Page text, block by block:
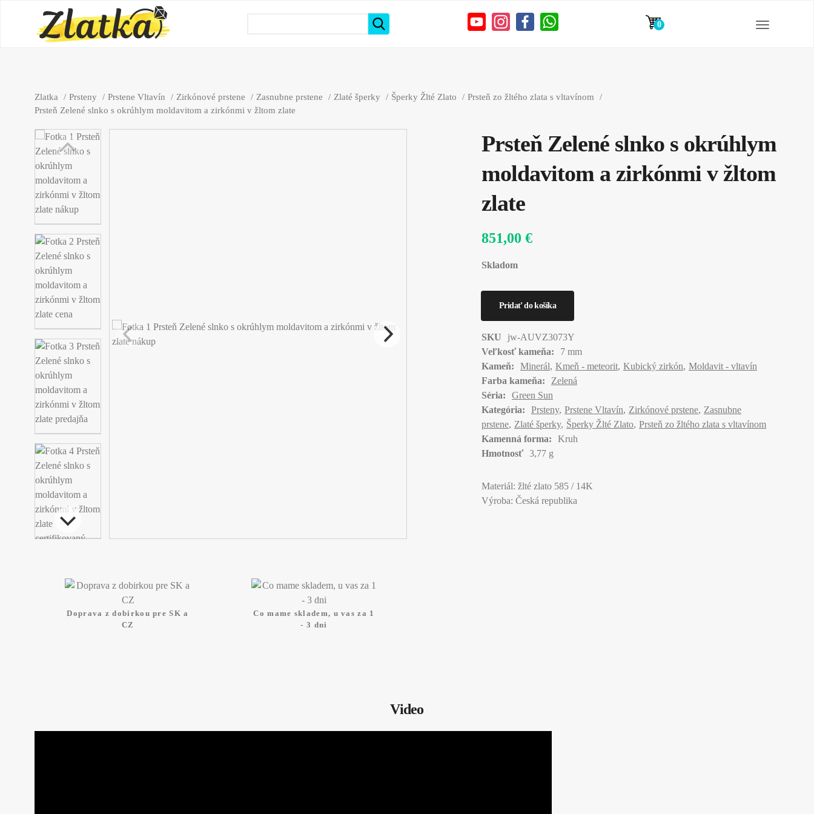
0
Zlatka Prsteny Prstene Vltavín Zirkónové prstene Zasnubne prstene Zlaté šperky Šperky Žlté Zlato
Prsteň zo žltého zlata s vltavínom
Prsteň Zelené slnko s okrúhlym moldavitom a zirkónmi v žltom zlate
Prsteň Zelené slnko s okrúhlym
moldavitom a zirkónmi v žltom
zlate
851,00 €
Skladom
SKU
jw-AUVZ3073Y
Veľkosť kameňa:
7 mm
Kameň:
Minerál Kmeň - meteorit Kubický zirkón Moldavit - vltavín
Farba kameňa:
Zelená
Séria:
Green Sun
Kategória:
Prsteny Prstene Vltavín Zirkónové prstene Zasnubne
prstene Zlaté šperky Šperky Žlté Zlato Prsteň zo žltého zlata s vltavínom
Kamenná forma:
Kruh
Hmotnosť 3,77 g
Materiál: žlté zlato 585 / 14K
Výroba: Česká republika
Doprava z dobirkou pre SK a
CZ
Co mame skladem, u vas za 1
- 3 dni
Video